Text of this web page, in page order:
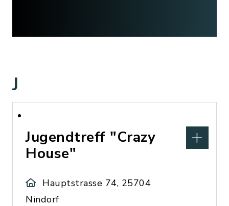
J
Jugendtreff "Crazy
House"
Hauptstrasse 74, 25704
Nindorf